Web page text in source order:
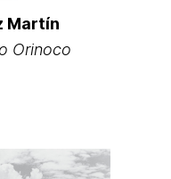
Martín
Orinoco